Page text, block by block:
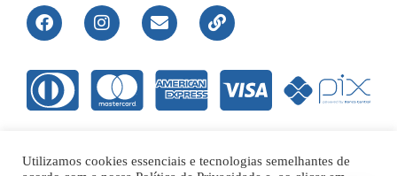
Utilizamos cookies essenciais e tecnologias semelhantes de